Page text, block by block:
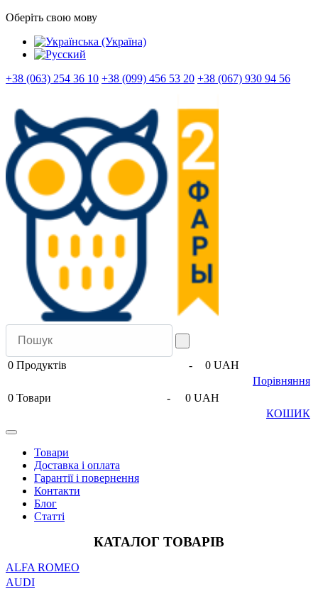
Оберіть свою мову
+38 (063) 254 36 10 +38 (099) 456 53 20 +38 (067) 930 94 56
0 Продуктів -
0 UAH
Порівняння
0 Товари -
0 UAH
КОШИК
Товари
Доставка і оплата
Гарантії і повернення
Контакти
Блог
Статті
КАТАЛОГ ТОВАРІВ
ALFA ROMEO
AUDI